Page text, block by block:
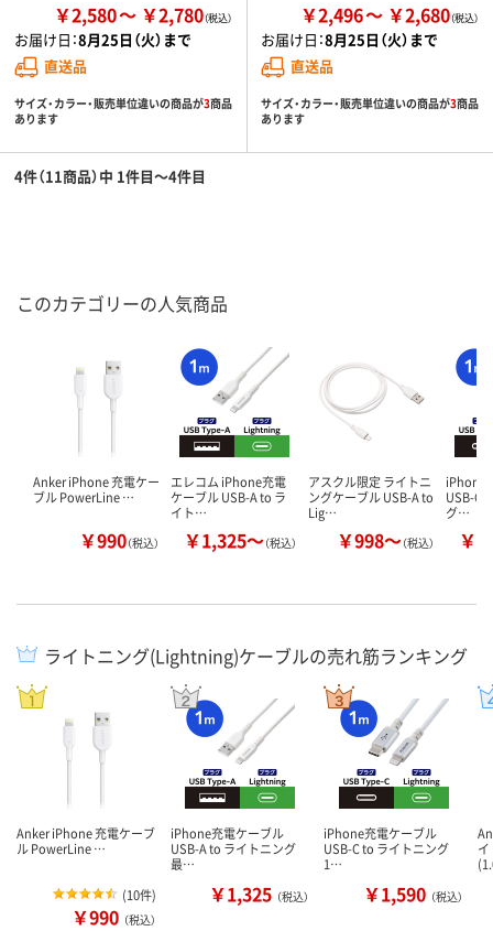
￥2,580 ￥2,780
お届け日：8月25日（火）まで
直送品
サイズ・カラー・販売単位違いの商品が3商品
あります
￥2,496 ￥2,680
お届け日：8月25日（火）まで
直送品
サイズ・カラー・販売単位違いの商品が3商品
あります
4件（11商品）中 1件目～4件目
このカテゴリーの人気商品
Anker iPhone 充電ケー
ブル PowerLine …
￥990（税込）
エレコム iPhone充電
ケーブル USB-A to ラ
イト…
￥1,325～（税込）
アスクル限定 ライトニ
ングケーブル USB-A to
Lig…
￥998～（税込）
iPhone
USB-C
グ…
￥
ライトニング(Lightning)ケーブルの売れ筋ランキング
Anker iPhone 充電ケーブ
ル PowerLine …
(10件)
￥990 （税込）
iPhone充電ケーブル
USB-A to ライトニング
最…
￥1,325 （税込）
iPhone充電ケーブル
USB-C to ライトニング
1…
￥1,590 （税込）